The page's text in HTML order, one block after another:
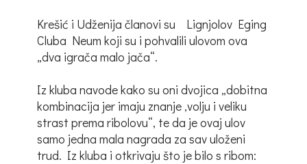
Krešić i Udženija članovi su Lignjolov Eging
Cluba Neum koji su i pohvalili ulovom ova
„dva igrača malo jača“.
Iz kluba navode kako su oni dvojica „dobitna
kombinacija jer imaju znanje ,volju i veliku
strast prema ribolovu“, te da je ovaj ulov
samo jedna mala nagrada za sav uloženi
trud. Iz kluba i otkrivaju što je bilo s ribom: